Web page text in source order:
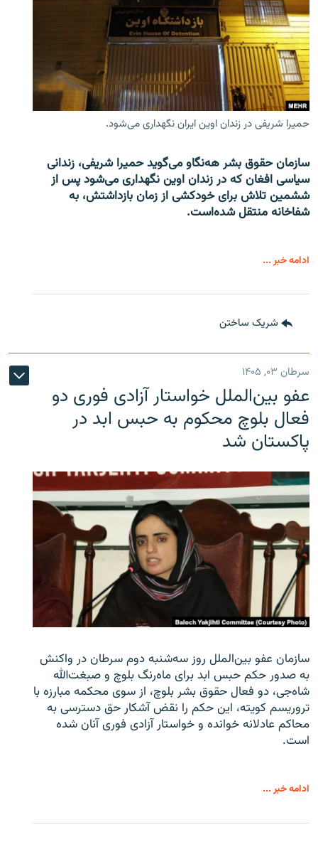
حمیرا شریفی در زندان اوین ایران نگهداری می‌شود.
سازمان حقوق بشر هه‌نگاو می‌گوید حمیرا شریفی، زندانی
سیاسی افغان که در زندان اوین نگهداری می‌شود پس از
ششمین تلاش برای خودکشی از زمان بازداشتش، به
شفاخانه منتقل شده‌است.
ادامه خبر ...
شریک ساختن
سرطان ۰۳, ۱۴۰۵
عفو بین‌الملل خواستار آزادی فوری دو
فعال بلوچ محکوم به حبس ابد در
پاکستان شد
سازمان عفو بین‌الملل روز سه‌شنبه دوم سرطان در واکنش
به صدور حکم حبس ابد برای ماه‌رنگ بلوچ و صبغت‌الله
شاه‌جی، دو فعال حقوق بشر بلوچ، از سوی محکمه مبارزه با
تروریسم کویته، این حکم را نقض آشکار حق دسترسی به
محاکم عادلانه خوانده و خواستار آزادی فوری آنان شده
است.
ادامه خبر ...